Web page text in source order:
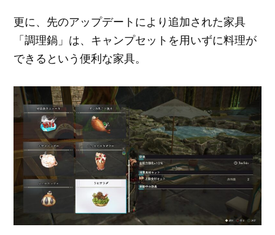
更に、先のアップデートにより追加された家具
「調理鍋」は、キャンプセットを用いずに料理が
できるという便利な家具。